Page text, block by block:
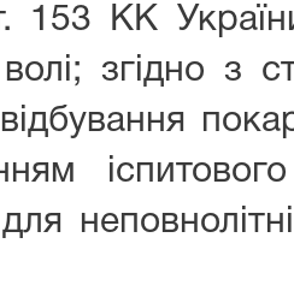
153 КК
згідно з
відбування